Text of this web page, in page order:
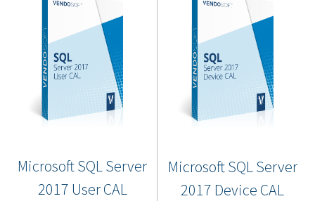
Microsoft SQL Server
2017 User CAL
Microsoft SQL Server
2017 Device CAL